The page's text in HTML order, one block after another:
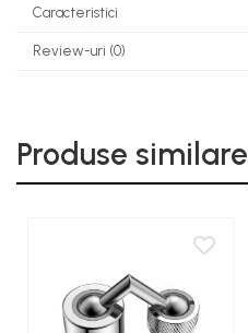
Caracteristici
Review-uri (0)
Produse similare